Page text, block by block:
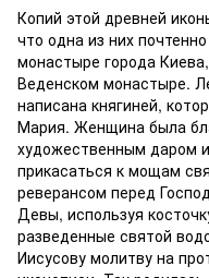
Копий этой древней
что одна из них
монастыре города
Веденском монастыре.
написана княгиней,
Мария. Женщина была
художественным даром
прикасаться к мощам
реверансом перед
Девы, используя
разведенные святой
Иисусову молитву на